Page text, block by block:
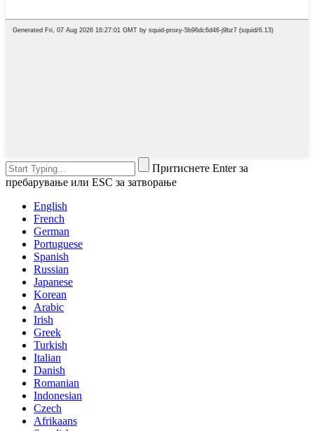
Притиснете Enter за
пребарување или ESC за затворање
English
French
German
Portuguese
Spanish
Russian
Japanese
Korean
Arabic
Irish
Greek
Turkish
Italian
Danish
Romanian
Indonesian
Czech
Afrikaans